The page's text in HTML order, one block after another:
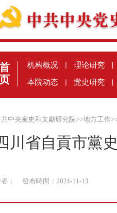
机构概况 | 理论研究 |
本院动态 | 党史研究 |
共中央黨史和文獻研究院>>地方工作
川省自貢市黨
者： 發布時間：2024-11-13